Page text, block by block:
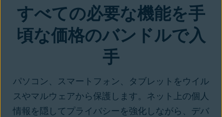
すべての必要な機能を手
頃な価格のバンドルで入
手
パソコン、スマートフォン、タブレットをウイル
スやマルウェアから保護します。ネット上の個人
情報を隠してプライバシーを強化しながら、デバ